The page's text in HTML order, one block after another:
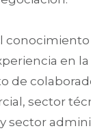
en
de
sector
sector